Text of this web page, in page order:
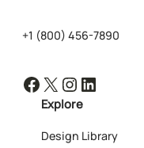
+1 (800) 456-7890
Facebook X Instagram LinkedIn
Explore
Design Library